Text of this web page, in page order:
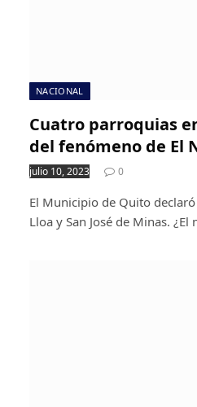
NACIONAL
Cuatro parroquias
del fenómeno de El
julio 10, 2023 0
El Municipio de Quito
Lloa y San José de Minas.